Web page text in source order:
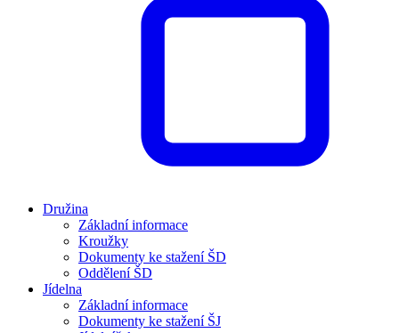
Družina
Základní informace
Kroužky
Dokumenty ke stažení ŠD
Oddělení ŠD
Jídelna
Základní informace
Dokumenty ke stažení ŠJ